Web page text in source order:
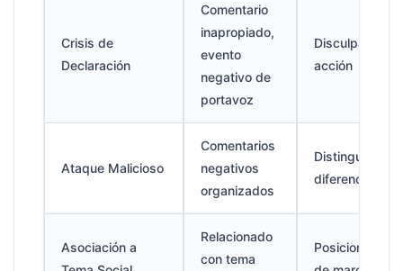
Crisis de
Declaración
Comentario
inapropiado,
evento
negativo de
portavoz
Disculpa
acción
Ataque Malicioso
Comentarios
negativos
organizados
Distinguir
Asociación a
Relacionado
con tema